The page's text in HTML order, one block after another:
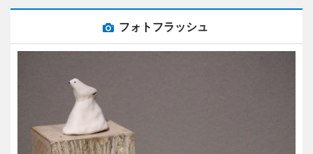
フォトフラッシュ